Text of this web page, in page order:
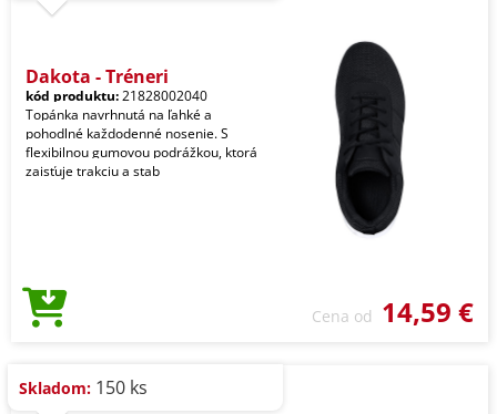
Dakota - Tréneri
kód produktu:21828002040
Topánka navrhnutá na ľahké a
pohodlné každodenné nosenie. S
flexibilnou gumovou podrážkou, ktorá
zaisťuje trakciu a stab
Cena od 14,59 €
Skladom: 150 ks